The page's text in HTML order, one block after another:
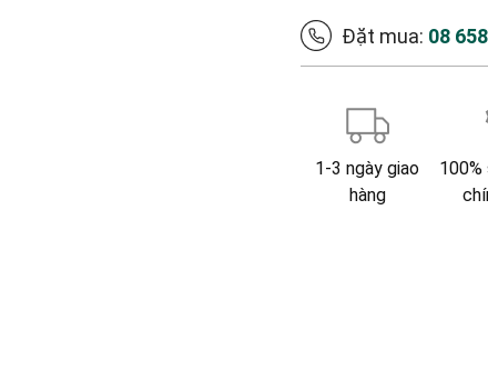
Đặt mua: 08
1-3 ngày giao
hàng
100%